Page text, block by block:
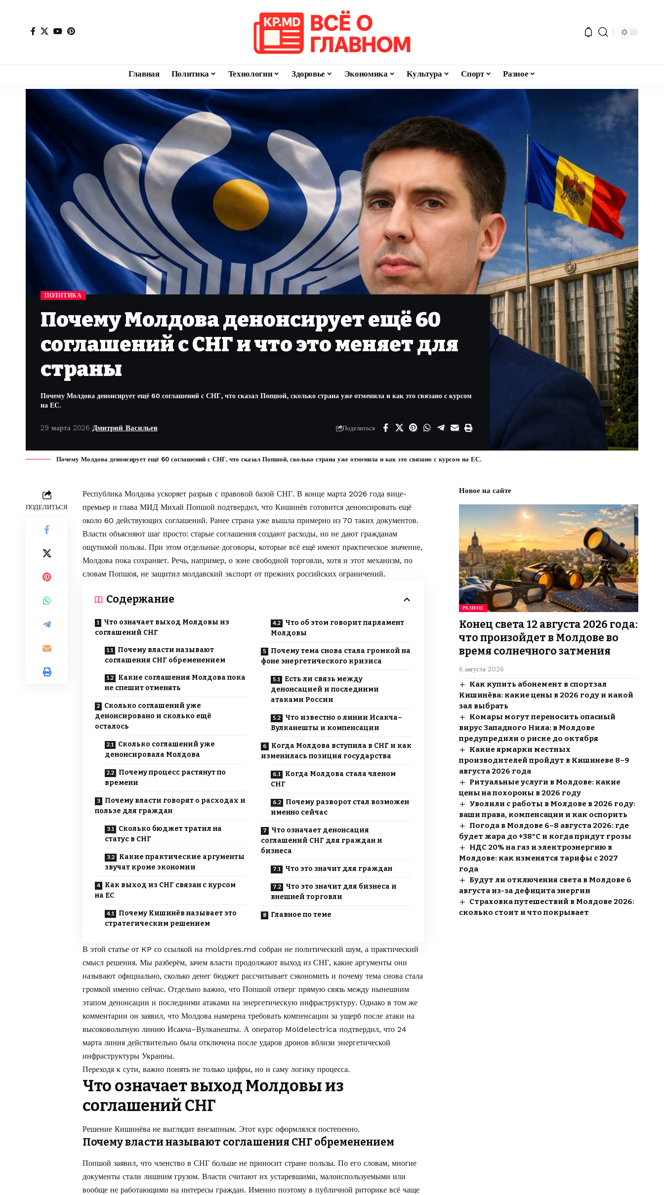
Главная Политика Технологии Здоровье Экономика Культура Спорт Разное
ПОЛИТИКА
Почему Молдова денонсирует ещё 60
соглашений с СНГ и что это меняет для
страны
Почему Молдова денонсирует ещё 60 соглашений с СНГ, что сказал Попшой, сколько страна уже отменила и как это связано с курсом
на ЕС.
29 марта 2026 Дмитрий Васильев Поделиться
Почему Молдова денонсирует ещё 60 соглашений с СНГ, что сказал Попшой, сколько страна уже отменила и как это связано с курсом на ЕС.
ПОДЕЛИТЬСЯ
Республика Молдова ускоряет разрыв с правовой базой СНГ. В конце марта 2026 года вице-
премьер и глава МИД Михай Попшой подтвердил, что Кишинёв готовится денонсировать ещё
около 60 действующих соглашений. Ранее страна уже вышла примерно из 70 таких документов.
Власти объясняют шаг просто: старые соглашения создают расходы, но не дают гражданам
ощутимой пользы. При этом отдельные договоры, которые всё ещё имеют практическое значение,
Молдова пока сохраняет. Речь, например, о зоне свободной торговли, хотя и этот механизм, по
словам Попшоя, не защитил молдавский экспорт от прежних российских ограничений.
Содержание
Что означает выход Молдовы из
соглашений СНГ
Почему власти называют
соглашения СНГ обременением
Какие соглашения Молдова пока
не спешит отменять
Сколько соглашений уже
денонсировано и сколько ещё
осталось
Сколько соглашений уже
денонсировала Молдова
Почему процесс растянут по
времени
Почему власти говорят о расходах и
пользе для граждан
Сколько бюджет тратил на
статус в СНГ
Какие практические аргументы
звучат кроме экономии
Как выход из СНГ связан с курсом
на ЕС
Почему Кишинёв называет это
стратегическим решением
Что об этом говорит парламент
Молдовы
Почему тема снова стала громкой на
фоне энергетического кризиса
Есть ли связь между
денонсацией и последними
атаками России
Что известно о линии Исакча–
Вулканешты и компенсации
Когда Молдова вступила в СНГ и как
изменилась позиция государства
Когда Молдова стала членом
СНГ
Почему разворот стал возможен
именно сейчас
Что означает денонсация
соглашений СНГ для граждан и
бизнеса
Что это значит для граждан
Что это значит для бизнеса и
внешней торговли
Главное по теме
В этой статье от KP со ссылкой на moldpres.md собран не политический шум, а практический
смысл решения. Мы разберём, зачем власти продолжают выход из СНГ, какие аргументы они
называют официально, сколько денег бюджет рассчитывает сэкономить и почему тема снова стала
громкой именно сейчас. Отдельно важно, что Попшой отверг прямую связь между нынешним
этапом денонсации и последними атаками на энергетическую инфраструктуру. Однако в том же
комментарии он заявил, что Молдова намерена требовать компенсации за ущерб после атаки на
высоковольтную линию Исакча–Вулканешты. А оператор Moldelectrica подтвердил, что 24
марта линия действительно была отключена после ударов дронов вблизи энергетической
инфраструктуры Украины.
Переходя к сути, важно понять не только цифры, но и саму логику процесса.
Что означает выход Молдовы из
соглашений СНГ
Решение Кишинёва не выглядит внезапным. Этот курс оформлялся постепенно.
Почему власти называют соглашения СНГ обременением
Попшой заявил, что членство в СНГ больше не приносит стране пользы. По его словам, многие
документы стали лишним грузом. Власти считают их устаревшими, малоиспользуемыми или
вообще не работающими на интересы граждан. Именно поэтому в публичной риторике всё чаще
Новое на сайте
РАЗНОЕ
Конец света 12 августа 2026 года:
что произойдет в Молдове во
время солнечного затмения
6 августа 2026
Как купить абонемент в спортзал
Кишинёва: какие цены в 2026 году и какой
зал выбрать
Комары могут переносить опасный
вирус Западного Нила: в Молдове
предупредили о риске до октября
Какие ярмарки местных
производителей пройдут в Кишиневе 8–9
августа 2026 года
Ритуальные услуги в Молдове: какие
цены на похороны в 2026 году
Уволили с работы в Молдове в 2026 году:
ваши права, компенсации и как оспорить
Погода в Молдове 6–8 августа 2026: где
будет жара до +38°C и когда придут грозы
НДС 20% на газ и электроэнергию в
Молдове: как изменятся тарифы с 2027
года
Будут ли отключения света в Молдове 6
августа из-за дефицита энергии
Страховка путешествий в Молдове 2026:
сколько стоит и что покрывает